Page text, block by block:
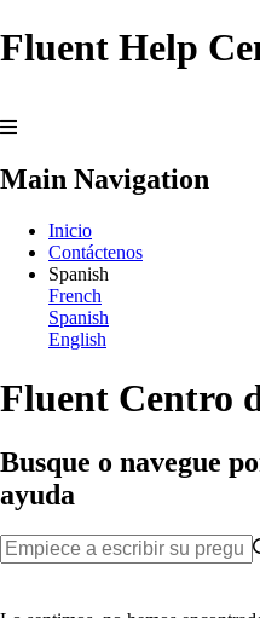
Fluent Help
Main Navigation
Inicio
Contáctenos
Spanish
French
Spanish
English
Fluent Centro
Busque o navegue
ayuda